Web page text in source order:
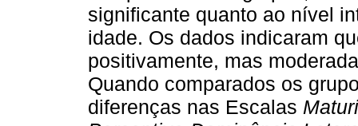
significante quanto ao nível
idade. Os dados indicaram
positivamente, mas
Quando comparados os
diferenças nas Escalas